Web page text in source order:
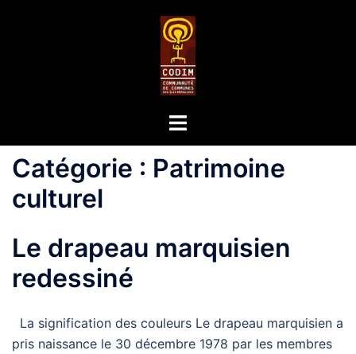
Catégorie : Patrimoine
culturel
Le drapeau marquisien
redessiné
La signification des couleurs Le drapeau marquisien a
pris naissance le 30 décembre 1978 par les membres